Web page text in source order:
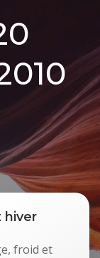
hiver
froid et